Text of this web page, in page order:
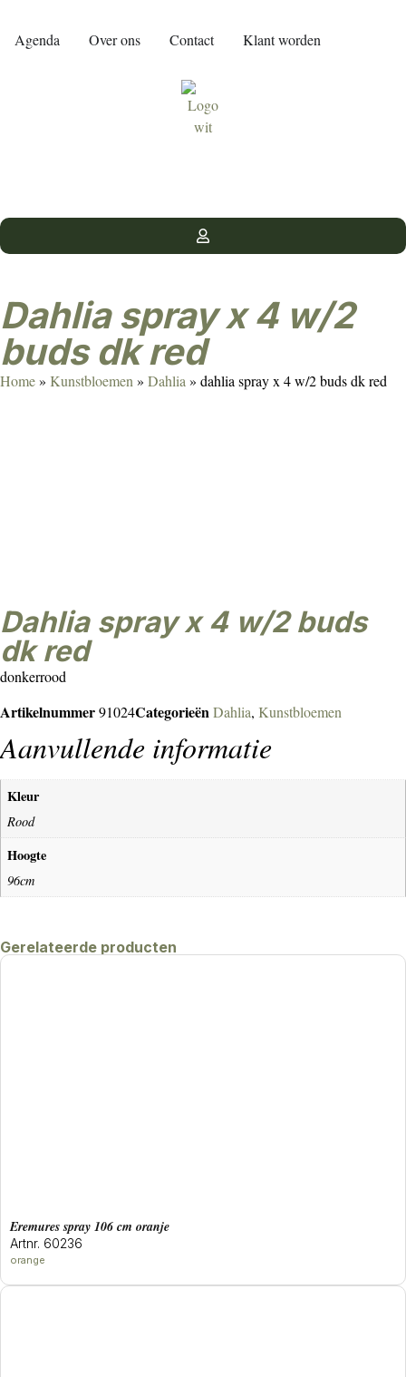
Agenda Over ons Contact Klant worden
dahlia spray x 4 w/2
buds dk red
Home» Kunstbloemen » Dahlia » dahlia spray x 4 w/2 buds dk red
dahlia spray x 4 w/2 buds
dk red
donkerrood
Artikelnummer91024CategorieënDahlia, Kunstbloemen
Aanvullende informatie
Kleur
Rood
Hoogte
96cm
Gerelateerde producten
eremures spray 106 cm oranje
Artnr. 60236
orange